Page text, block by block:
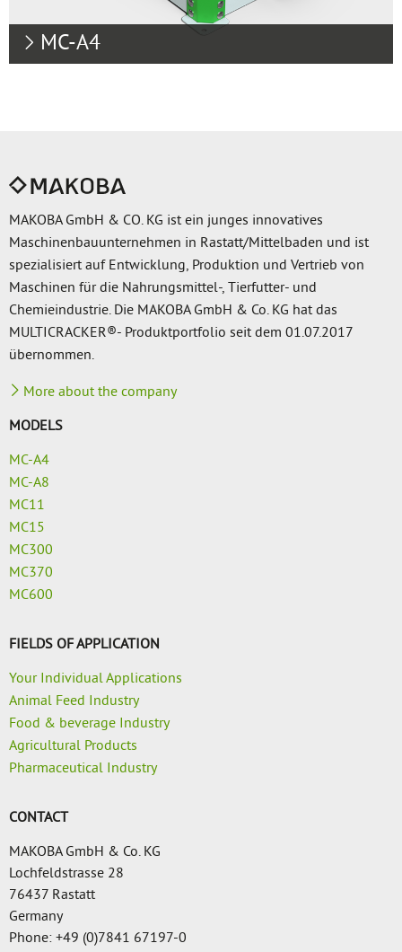
MC-A4
MAKOBA GmbH & CO. KG ist ein junges innovatives
Maschinenbauunternehmen in Rastatt/Mittelbaden und ist
spezialisiert auf Entwicklung, Produktion und Vertrieb von
Maschinen für die Nahrungsmittel-, Tierfutter- und
Chemieindustrie. Die MAKOBA GmbH & Co. KG hat das
MULTICRACKER®- Produktportfolio seit dem 01.07.2017
übernommen.
More about the company
MODELS
MC-A4
MC-A8
MC11
MC15
MC300
MC370
MC600
FIELDS OF APPLICATION
Your Individual Applications
Animal Feed Industry
Food & beverage Industry
Agricultural Products
Pharmaceutical Industry
CONTACT
MAKOBA GmbH & Co. KG
Lochfeldstrasse 28
76437 Rastatt
Germany
Phone: +49 (0)7841 67197-0